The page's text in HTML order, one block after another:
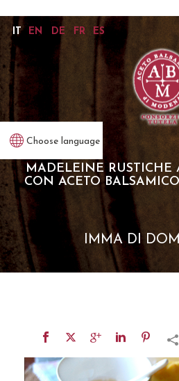
Choose language
MADELEINE RUSTICHE
CON ACETO
IMMA DI
IT EN DE FR ES